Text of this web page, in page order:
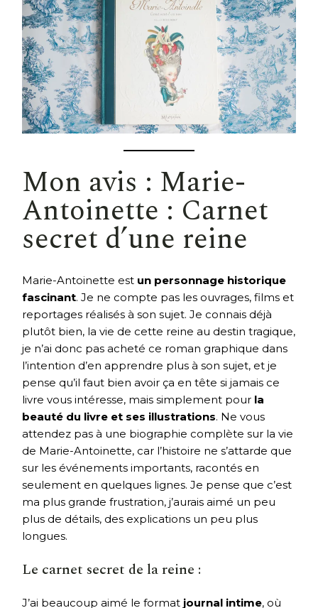
Mon avis : Marie-
Antoinette : Carnet
secret d’une reine
Marie-Antoinette est un personnage historique
fascinant. Je ne compte pas les ouvrages, films et
reportages réalisés à son sujet. Je connais déjà
plutôt bien, la vie de cette reine au destin tragique,
je n’ai donc pas acheté ce roman graphique dans
l’intention d’en apprendre plus à son sujet, et je
pense qu’il faut bien avoir ça en tête si jamais ce
livre vous intéresse, mais simplement pour la
beauté du livre et ses illustrations. Ne vous
attendez pas à une biographie complète sur la vie
de Marie-Antoinette, car l’histoire ne s’attarde que
sur les événements importants, racontés en
seulement en quelques lignes. Je pense que c’est
ma plus grande frustration, j’aurais aimé un peu
plus de détails, des explications un peu plus
longues.
Le carnet secret de la reine :
J’ai beaucoup aimé le format journal intime, où